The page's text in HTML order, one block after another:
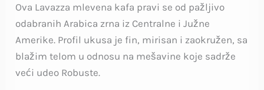
Ova Lavazza mlevena kafa pravi se od pažljivo
odabranih Arabica zrna iz Centralne i Južne
Amerike. Profil ukusa je fin, mirisan i zaokružen, sa
blažim telom u odnosu na mešavine koje sadrže
veći udeo Robuste.